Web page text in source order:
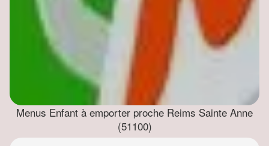
Menus Enfant à emporter proche Reims Sainte Anne
(51100)